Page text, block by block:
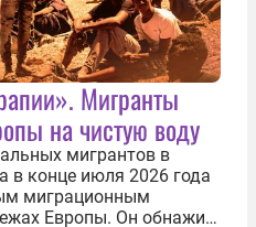
Мигранты
на чистую воду
мигрантов в
в конце июля 2026 года
миграционным
Европы. Он обнажил